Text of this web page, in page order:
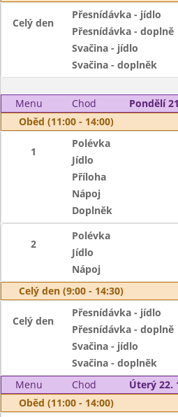
Celý den
Přesnídávka - jídlo
Přesnídávka - doplně
Svačina - jídlo
Svačina - doplněk
Menu Chod
Pondělí
Oběd (11:00 - 14:00)
1
Polévka
Jídlo
Příloha
Nápoj
Doplněk
2
Polévka
Jídlo
Nápoj
Celý den (9:00 - 14:30)
Celý den
Přesnídávka - jídlo
Přesnídávka - doplně
Svačina - jídlo
Svačina - doplněk
Menu
Chod
Úterý 22.
Oběd (11:00 - 14:00)